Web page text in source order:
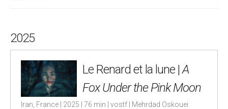
2025
Le Renard et la lune |A
Fox Under the Pink Moon
Iran, France | 2025 | 76 min | vostf | Mehrdad Oskouei